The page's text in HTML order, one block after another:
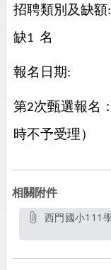
招聘類別及缺額:
缺1 名
報名日期:
第2次甄選報名：
時不予受理）
相關附件